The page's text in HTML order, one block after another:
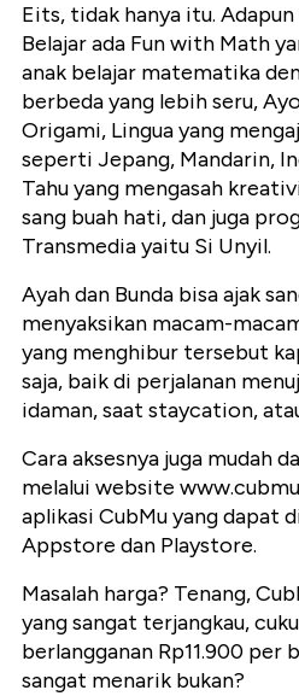
Eits, tidak hanya itu.
Belajar ada Fun with Math
anak belajar matematika
berbeda yang lebih seru,
Origami, Lingua yang
seperti Jepang, Mandarin,
Tahu yang mengasah
sang buah hati, dan juga
Transmedia yaitu Si Unyil.
Ayah dan Bunda bisa ajak
menyaksikan macam-
yang menghibur tersebut
saja, baik di perjalanan
idaman, saat staycation,
Cara aksesnya juga mudah
melalui website
aplikasi CubMu yang dapat
Appstore dan Playstore.
Masalah harga? Tenang,
yang sangat terjangkau,
berlangganan Rp11.900 per
sangat menarik bukan?